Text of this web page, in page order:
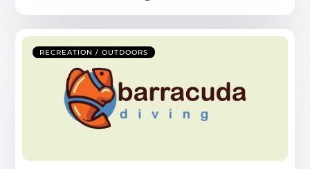
RECREATION / OUTDOORS